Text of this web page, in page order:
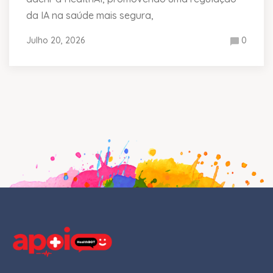
da IA na saúde mais segura,
Julho 20, 2026 0